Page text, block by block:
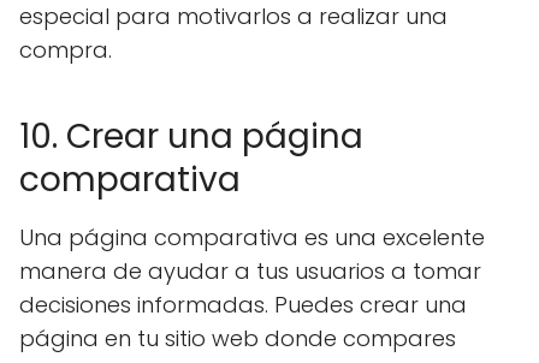
especial para motivarlos a realizar una
compra.
10. Crear una página
comparativa
Una página comparativa es una excelente
manera de ayudar a tus usuarios a tomar
decisiones informadas. Puedes crear una
página en tu sitio web donde compares